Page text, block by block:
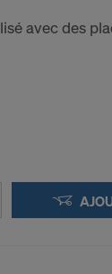
avec des
en